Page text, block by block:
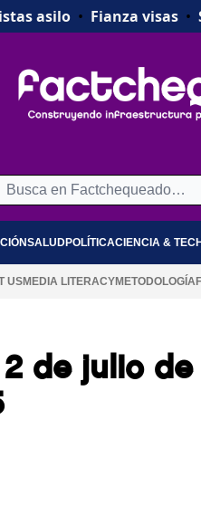
asilo• Fianza visas•
SALUDPOLÍTICACIENCIA & TECH
USMEDIA LITERACYMETODOLOGÍA
de julio